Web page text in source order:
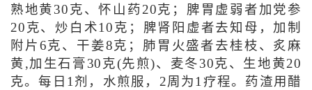
熟地黄30克、怀山药20克；脾胃虚弱者加党参
20克、炒白术10克；脾肾阳虚者去知母，加制
附片6克、干姜8克；肺胃火盛者去桂枝、炙麻
黄,加生石膏30克(先煎)、麦冬30克、生地黄20
克。每日1剂，水煎服，2周为1疗程。药渣用醋